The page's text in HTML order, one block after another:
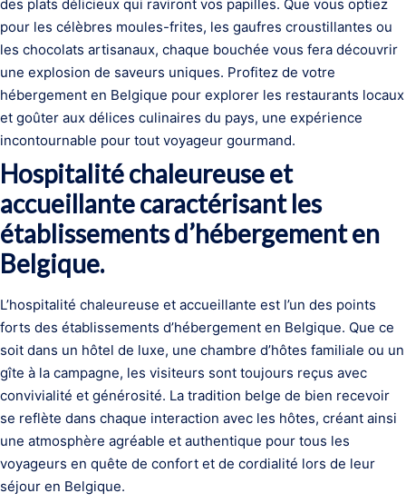
des plats délicieux qui raviront vos papilles. Que vous optiez
pour les célèbres moules-frites, les gaufres croustillantes ou
les chocolats artisanaux, chaque bouchée vous fera découvrir
une explosion de saveurs uniques. Profitez de votre
hébergement en Belgique pour explorer les restaurants locaux
et goûter aux délices culinaires du pays, une expérience
incontournable pour tout voyageur gourmand.
Hospitalité chaleureuse et
accueillante caractérisant les
établissements d’hébergement en
Belgique.
L’hospitalité chaleureuse et accueillante est l’un des points
forts des établissements d’hébergement en Belgique. Que ce
soit dans un hôtel de luxe, une chambre d’hôtes familiale ou un
gîte à la campagne, les visiteurs sont toujours reçus avec
convivialité et générosité. La tradition belge de bien recevoir
se reflète dans chaque interaction avec les hôtes, créant ainsi
une atmosphère agréable et authentique pour tous les
voyageurs en quête de confort et de cordialité lors de leur
séjour en Belgique.